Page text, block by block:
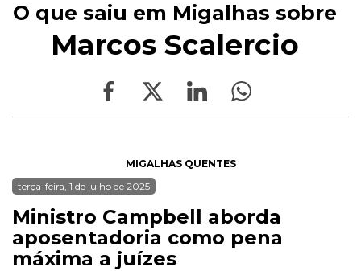
O que saiu em Migalhas sobre
Marcos Scalercio
MIGALHAS QUENTES
terça-feira, 1 de julho de 2025
Ministro Campbell aborda
aposentadoria como pena
máxima a juízes